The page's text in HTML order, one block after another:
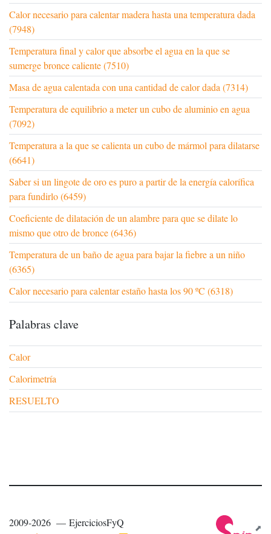
Calor necesario para calentar madera hasta una temperatura dada
(7948)
Temperatura final y calor que absorbe el agua en la que se
sumerge bronce caliente (7510)
Masa de agua calentada con una cantidad de calor dada (7314)
Temperatura de equilibrio a meter un cubo de aluminio en agua
(7092)
Temperatura a la que se calienta un cubo de mármol para dilatarse
(6641)
Saber si un lingote de oro es puro a partir de la energía calorífica
para fundirlo (6459)
Coeficiente de dilatación de un alambre para que se dilate lo
mismo que otro de bronce (6436)
Temperatura de un baño de agua para bajar la fiebre a un niño
(6365)
Calor necesario para calentar estaño hasta los 90 ºC (6318)
Palabras clave
Calor
Calorimetría
RESUELTO
2009-2026 — EjerciciosFyQ